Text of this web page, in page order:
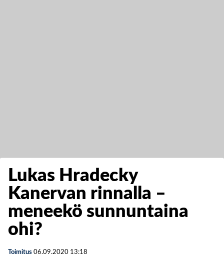
Lukas Hradecky
Kanervan rinnalla –
meneekö sunnuntaina
ohi?
Toimitus 06.09.2020 13:18